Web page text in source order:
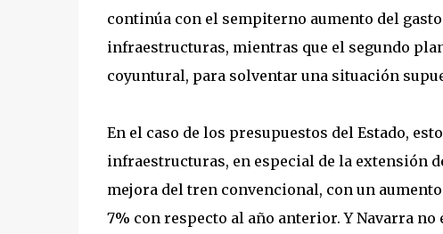
continúa con el sempiterno aumento del
infraestructuras, mientras que el segundo
coyuntural, para solventar una situación
En el caso de los presupuestos del Estado,
infraestructuras, en especial de la extensión
mejora del tren convencional, con un
7% con respecto al año anterior. Y Navarra